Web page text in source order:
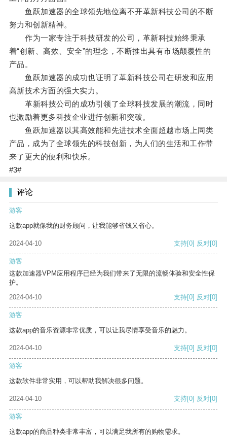
鱼跃加速器的全球领先地位离不开革新科技公司的不断
努力和创新精神。
作为一家专注于科技研发的公司，革新科技始终秉承
着“创新、高效、安全”的理念，不断推出具有市场颠覆性的
产品。
鱼跃加速器的成功也证明了革新科技公司在研发和应用
高新技术方面的强大实力。
革新科技公司的成功引领了全球科技发展的潮流，同时
也激励着更多科技企业进行创新和突破。
鱼跃加速器以其高效能和先进技术全面超越市场上同类
产品，成为了全球领先的科技创新，为人们的生活和工作带
来了更大的便利和快乐。
#3#
评论
游客
这款app就像我的财务顾问，让我能够省钱又省心。
2024-04-10 支持[0] 反对[0]
游客
这款加速器VPM应用程序已经为我们带来了无限的流畅体验和安全性保
护。
2024-04-10
支持[0] 反对[0]
游客
这款app的音乐资源非常优质，可以让我尽情享受音乐的魅力。
2024-04-10 支持[0] 反对[0]
游客
这款软件非常实用，可以帮助我解决很多问题。
2024-04-10 支持[0] 反对[0]
游客
这款app的商品种类非常丰富，可以满足我所有的购物需求。